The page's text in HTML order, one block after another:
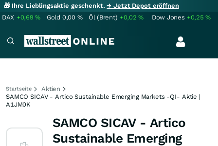
🎁 Ihre Lieblingsaktie geschenkt.→ Jetzt Depot eröffnen
DAX +0,69% Gold 0,00 % Öl (Brent) +0,02% Dow Jones +0,25%
Startseite
Aktien
SAMCO SICAV - Artico Sustainable Emerging Markets -QI- Aktie |
A1JM0K
SAMCO SICAV - Artico
Sustainable Emerging